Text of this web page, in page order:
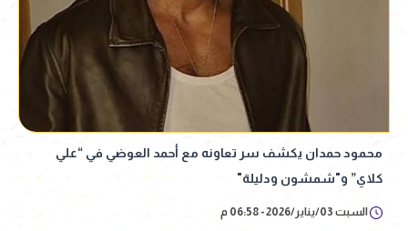
محمود حمدان يكشف سر تعاونه مع أحمد العوضي في “علي
كلاي” و"شمشون ودليلة"
السبت 03/يناير/2026 - 06:58 م